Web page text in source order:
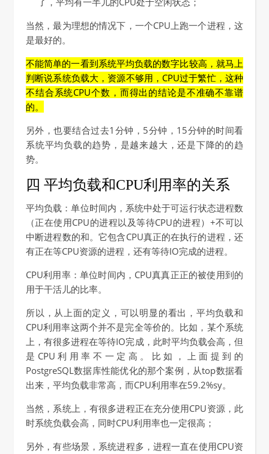
当然，最为理想的情况下，一个CPU上跑一个进程，这
是最好的。
不能简单的一看到系统平均负载的数字比较高，就马上
判断说系统负载大，资源不够用，CPU过于繁忙，这种
不结合系统CPU个数，而得出的结论是不准确不靠谱
的。
另外，也要结合过去1分钟，5分钟，15分钟的时间看
系统平均负载的趋势，是越来越大，还是下降的的趋
势。
四 平均负载和CPU利用率的关系
平均负载：单位时间内，系统中处于可运行状态进程数
（正在使用CPU的进程以及等待CPU的进程）+不可以
中断进程数的和。它包含CPU真正的在执行的进程，还
有正在等CPU资源的进程，还有等待IO完成的进程。
CPU利用率：单位时间内，CPU真真正正的被使用到的
用于干活儿的比率。
所以，从上面的定义，可以明显的看出，平均负载和
CPU利用率这两个并不是完全等价的。比如，某个系统
上，有很多进程在等待IO完成，此时平均负载会高，但
是CPU利用率不一定高。比如，上面提到的
PostgreSQL数据库性能优化的那个案例，从top数据看
出来，平均负载非常高，而CPU利用率在59.2%sy。
当然，系统上，有很多进程正在充分使用CPU资源，此
时系统负载会高，同时CPU利用率也一定很高；
另外，有些场景，系统进程多，进程一直在使用CPU资